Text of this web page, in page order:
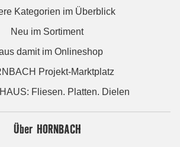
Kategorien im Überblick
Neu im Sortiment
damit im Onlineshop
Projekt-Marktplatz
Fliesen. Platten. Dielen
Über HORNBACH